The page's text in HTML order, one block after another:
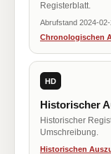
Registerblatt.
Abrufstand 2024-
Chronologischen
HD
Historischer
Historischer
Umschreibung.
Historischen